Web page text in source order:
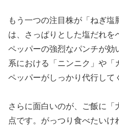
もう一つの注目株が「ねぎ塩
は、さっぱりとした塩だれを
ペッパーの強烈なパンチが効
系における「ニンニク」や「
ペッパーがしっかり代行して
さらに面白いのが、ご飯に「
点です。がっつり食べたい